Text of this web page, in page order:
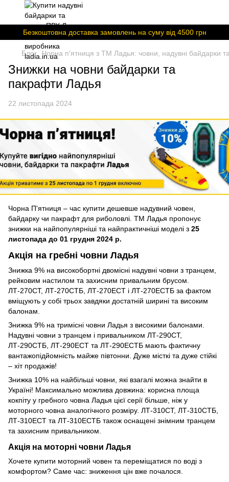
Безкоштовна доставка замовлень на суму вiд 4500 грн
Блог Чорна п'ятниця з ТМ Ладья: човни, надувні байдарки
Знижки на човни байдарки та
пакрафти Ладья
22 листопада 2024
Чорна П'ятниця – час купити дешевше надувний човен,
байдарку чи пакрафт для риболовлі. ТМ Ладья пропонує
знижки на найпопулярніші та найпрактичніші моделі з 25
листопада до 01 грудня 2024 р.
Акція на гребні човни Ладья
Знижка 9% на високобортні двомісні надувні човни з транцем,
рейковим настилом та захисним привальним брусом.
ЛТ-270СТ, ЛТ-270СТБ, ЛТ-270ЕСТ і ЛТ-270ЕСТБ за фактом
вміщують у собі трьох завдяки достатній ширині та високим
балонам.
Знижка 9% на тримісні човни Ладья з високими балонами.
Надувні човни з транцем і привальником ЛТ-290СТ,
ЛТ-290СТБ, ЛТ-290ЕСТ та ЛТ-290ЕСТБ мають фактичну
вантажопідйомність майже півтонни. Дуже місткі та дуже стійкі
– хіт продажів!
Знижка 10% на найбільші човни, які взагалі можна знайти в
Україні! Максимально можлива довжина: корисна площа
кокпіту у гребного човна Ладья цієї серії більше, ніж у
моторного човна аналогічного розміру. ЛТ-310СТ, ЛТ-310СТБ,
ЛТ-310ЕСТ та ЛТ-310ЕСТБ також оснащені знімним транцем
та захисним привальником.
Акція на моторні човни Ладья
Хочете купити моторний човен та переміщатися по воді з
комфортом? Саме час: зниження цін вже почалося.